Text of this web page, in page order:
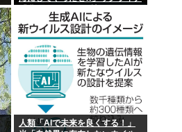
「我々もSRBMで反撃する
人類「AIで未来を良くする！」